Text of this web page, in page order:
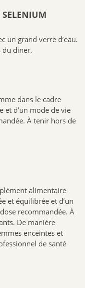
s’inscrit dans une
des matières
un grand verre d’eau.
du diner.
dans le cadre
et d’un mode de vie
À tenir hors de
alimentaire
et équilibrée et d’un
recommandée. À
De manière
enceintes et
de santé